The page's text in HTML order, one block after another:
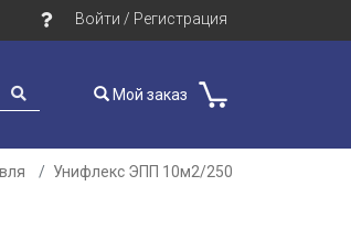
Войти / Регистрация
Мой заказ
Унифлекс ЭПП 10м2/250